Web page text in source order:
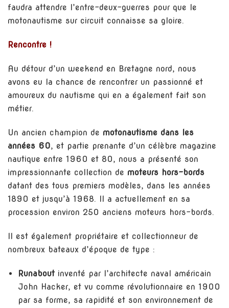
faudra attendre l’entre-deux-guerres pour que le
motonautisme sur circuit connaisse sa gloire.
Rencontre !
Au détour d’un weekend en Bretagne nord, nous
avons eu la chance de rencontrer un passionné et
amoureux du nautisme qui en a également fait son
métier.
Un ancien champion de motonautisme dans les
années 60, et partie prenante d’un célèbre magazine
nautique entre 1960 et 80, nous a présenté son
impressionnante collection de moteurs hors-bords
datant des tous premiers modèles, dans les années
1890 et jusqu’à 1968. Il a actuellement en sa
procession environ 250 anciens moteurs hors-bords.
Il est également propriétaire et collectionneur de
nombreux bateaux d’époque de type :
Runaboutinventé par l’architecte naval américain
John Hacker, et vu comme révolutionnaire en 1900
par sa forme, sa rapidité et son environnement de